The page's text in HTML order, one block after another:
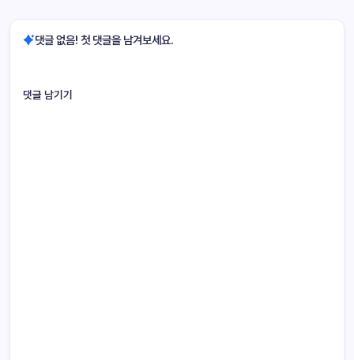
댓글 없음! 첫 댓글을 남겨보세요.
댓글 남기기